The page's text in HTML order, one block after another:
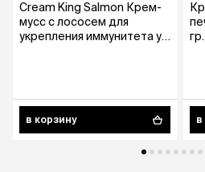
Cream King Salmon Крем-
мусс с лососем для
укрепления иммунитета у
в корзину
гр.
в